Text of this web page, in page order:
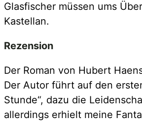
Glasfischer müssen ums
Kastellan.
Rezension
Der Roman von Hubert
Der Autor führt auf den
Stunde“, dazu die
allerdings erhielt meine